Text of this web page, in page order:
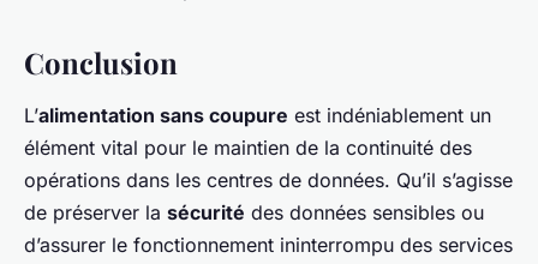
Conclusion
L’alimentation sans coupure est indéniablement un
élément vital pour le maintien de la continuité des
opérations dans les centres de données. Qu’il s’agisse
de préserver la sécurité des données sensibles ou
d’assurer le fonctionnement ininterrompu des services